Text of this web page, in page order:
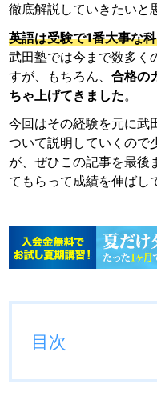
徹底解説していきたいと
英語は受験で1番大事な
武田塾では今まで数多く
すが、もちろん、合格の
ちゃ上げてきました。
今回はその経験を元に武
ついて説明していくので
が、ぜひこの記事を最後
てもらって成績を伸ばし
目次